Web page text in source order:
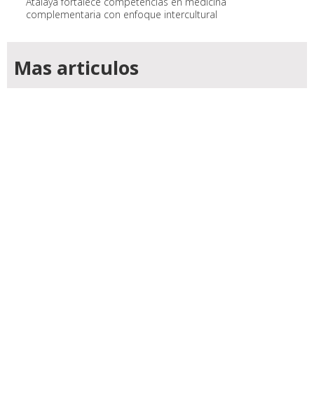
complementaria con enfoque intercultural
Mas articulos